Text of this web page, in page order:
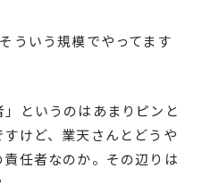
ういう規模でやってます
」というのはあまりピンと
けど、業天さんとどうや
任者なのか。その辺りは